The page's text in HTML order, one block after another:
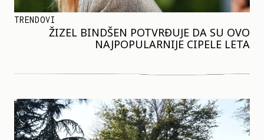
TRENDOVI
ŽIZEL BINDŠEN POTVRĐUJE DA SU OVO
NAJPOPULARNIJE CIPELE LETA